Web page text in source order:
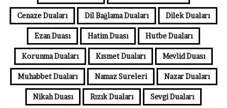
Cenaze Duaları Dil Bağlama Duaları Dilek Duaları
Ezan Duası Hatim Duası Hutbe Duaları
Korunma Duaları Kısmet Duaları Mevlid Duası
Muhabbet Duaları Namaz Sureleri Nazar Duaları
Nikah Duası Rızık Duaları Sevgi Duaları